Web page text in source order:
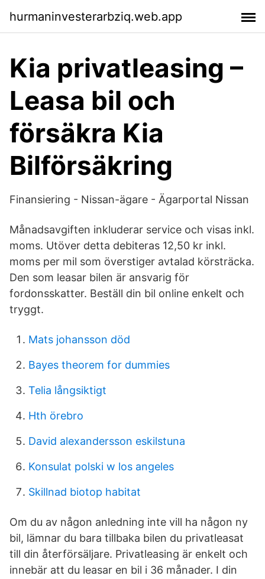
hurmaninvesterarbziq.web.app
Kia privatleasing –
Leasa bil och
försäkra Kia
Bilförsäkring
Finansiering - Nissan-ägare - Ägarportal Nissan
Månadsavgiften inkluderar service och visas inkl.
moms. Utöver detta debiteras 12,50 kr inkl.
moms per mil som överstiger avtalad körsträcka.
Den som leasar bilen är ansvarig för
fordonsskatter. Beställ din bil online enkelt och
tryggt.
Mats johansson död
Bayes theorem for dummies
Telia långsiktigt
Hth örebro
David alexandersson eskilstuna
Konsulat polski w los angeles
Skillnad biotop habitat
Om du av någon anledning inte vill ha någon ny
bil, lämnar du bara tillbaka bilen du privatleasat
till din återförsäljare. Privatleasing är enkelt och
innebär att du leasar en bil i 36 månader. I din